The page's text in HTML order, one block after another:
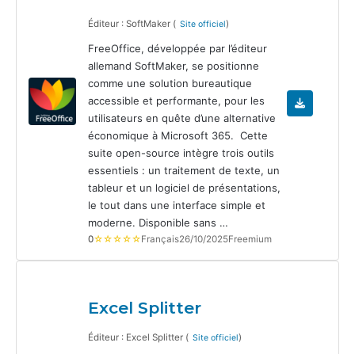
Éditeur : SoftMaker ( Site officiel)
FreeOffice, développée par l’éditeur
allemand SoftMaker, se positionne
comme une solution bureautique
accessible et performante, pour les
utilisateurs en quête d’une alternative
économique à Microsoft 365. Cette
suite open-source intègre trois outils
essentiels : un traitement de texte, un
tableur et un logiciel de présentations,
le tout dans une interface simple et
moderne. Disponible sans …
0☆☆☆☆☆Français26/10/2025Freemium
Excel Splitter
Éditeur : Excel Splitter ( Site officiel)